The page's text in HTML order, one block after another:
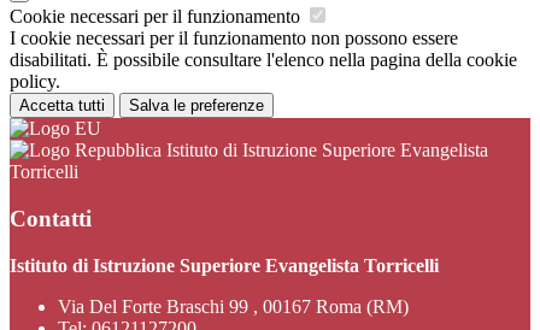
Cookie necessari per il funzionamento
I cookie necessari per il funzionamento non possono essere
disabilitati. È possibile consultare l'elenco nella pagina della cookie
policy.
Accetta tutti Salva le preferenze
Istituto di Istruzione Superiore Evangelista
Torricelli
Contatti
Istituto di Istruzione Superiore Evangelista Torricelli
Via Del Forte Braschi 99 , 00167 Roma (RM)